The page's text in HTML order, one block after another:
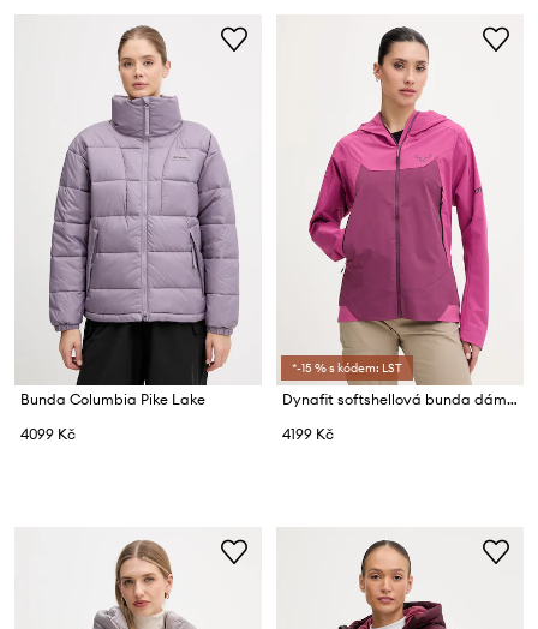
Bunda Columbia Pike Lake
4099 Kč
*-15 % s kódem: LST
Dynafit softshellová bunda dámská Transalper
4199 Kč